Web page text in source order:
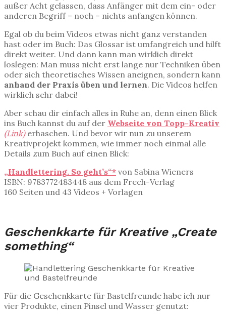
außer Acht gelassen, dass Anfänger mit dem ein- oder
anderen Begriff – noch – nichts anfangen können.
Egal ob du beim Videos etwas nicht ganz verstanden
hast oder im Buch: Das Glossar ist umfangreich und hilft
direkt weiter. Und dann kann man wirklich direkt
loslegen: Man muss nicht erst lange nur Techniken üben
oder sich theoretisches Wissen aneignen, sondern kann
anhand der Praxis üben und lernen. Die Videos helfen
wirklich sehr dabei!
Aber schau dir einfach alles in Ruhe an, denn einen Blick
ins Buch kannst du auf der Webseite von Topp-Kreativ
(Link)erhaschen. Und bevor wir nun zu unserem
Kreativprojekt kommen, wie immer noch einmal alle
Details zum Buch auf einen Blick:
„Handlettering. So geht’s“* von Sabina Wieners
ISBN: 9783772483448 aus dem Frech-Verlag
160 Seiten und 43 Videos + Vorlagen
Geschenkkarte für Kreative „Create
something“
Für die Geschenkkarte für Bastelfreunde habe ich nur
vier Produkte, einen Pinsel und Wasser genutzt: